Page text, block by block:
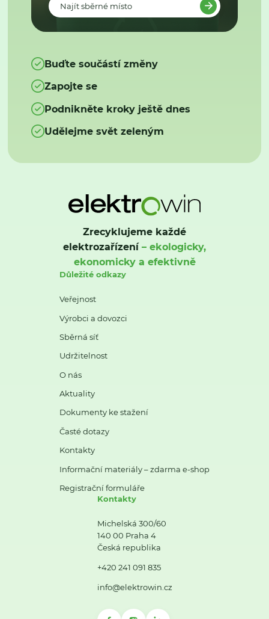
Najít sběrné místo
Buďte součástí změny
Zapojte se
Podnikněte kroky ještě dnes
Udělejme svět zeleným
Zrecyklujeme každé
elektrozařízení– ekologicky,
ekonomicky a efektivně
Důležité odkazy
Veřejnost
Výrobci a dovozci
Sběrná síť
Udržitelnost
O nás
Aktuality
Dokumenty ke stažení
Časté dotazy
Kontakty
Informační materiály – zdarma e-shop
Registrační formuláře
Kontakty
Michelská 300/60
140 00 Praha 4
Česká republika
+420 241 091 835
info@elektrowin.cz